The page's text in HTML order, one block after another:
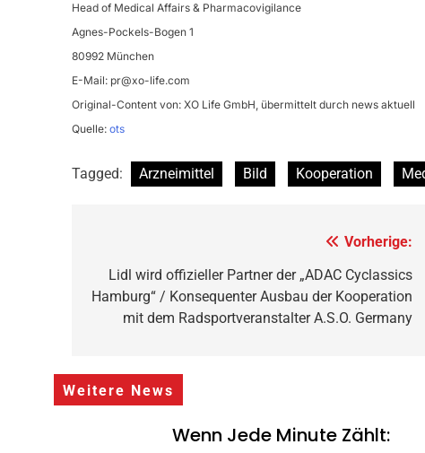
Head of Medical Affairs & Pharmacovigilance
Agnes-Pockels-Bogen 1
80992 München
E-Mail: pr@xo-life.com
Original-Content von: XO Life GmbH, übermittelt durch news aktuell
Quelle: ots
Tagged: Arzneimittel Bild Kooperation
Vorherige:
Lidl wird offizieller Partner der „ADAC Cyclassics
Hamburg“ / Konsequenter Ausbau der Kooperation
mit dem Radsportveranstalter A.S.O. Germany
Weitere News
Wenn Jede Minute Zählt: